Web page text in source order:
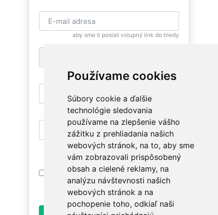
Používame cookies
Súbory cookie a ďalšie
technológie sledovania
používame na zlepšenie vášho
zážitku z prehliadania našich
webových stránok, na to, aby sme
vám zobrazovali prispôsobený
obsah a cielené reklamy, na
analýzu návštevnosti našich
webových stránok a na
pochopenie toho, odkiaľ naši
aby sme ti poslali vstupný link do triedy
pre zaslanie bezplatnej SMS pripomienky
aby si sa mohla znovu vrátiť
aby si mala prístup na relevantné triedy
Prihlásením súhlasím sPodmienkami
Používania. Oboznám sa prosím ako
spracúvame údaje v
Ochrane osobných údajov